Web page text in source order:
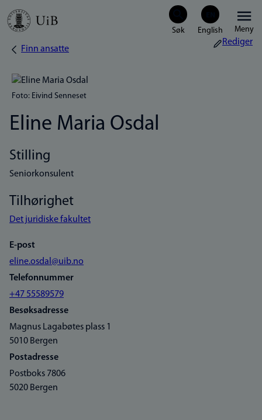
Hopp
Meny
Navigasjonssti
Finn ansatte
Rediger
Foto: Eivind Senneset
Eline Maria Osdal
Stilling
Seniorkonsulent
Tilhørighet
Det juridiske fakultet
E-post
eline.osdal@uib.no
Telefonnummer
+47 55589579
Besøksadresse
Magnus Lagabøtes plass 1
5010 Bergen
Postadresse
Postboks 7806
5020 Bergen